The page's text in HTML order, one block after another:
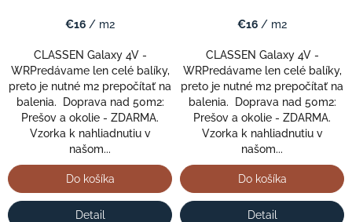
€16 / m2
CLASSEN Galaxy 4V -
WRPredávame len celé balíky,
preto je nutné m2 prepočítať na
balenia. Doprava nad 50m2:
Prešov a okolie - ZDARMA.
Vzorka k nahliadnutiu v
našom...
Do košíka
Detail
€16 / m2
CLASSEN Galaxy 4V -
WRPredávame len celé balíky,
preto je nutné m2 prepočítať na
balenia. Doprava nad 50m2:
Prešov a okolie - ZDARMA.
Vzorka k nahliadnutiu v
našom...
Do košíka
Detail